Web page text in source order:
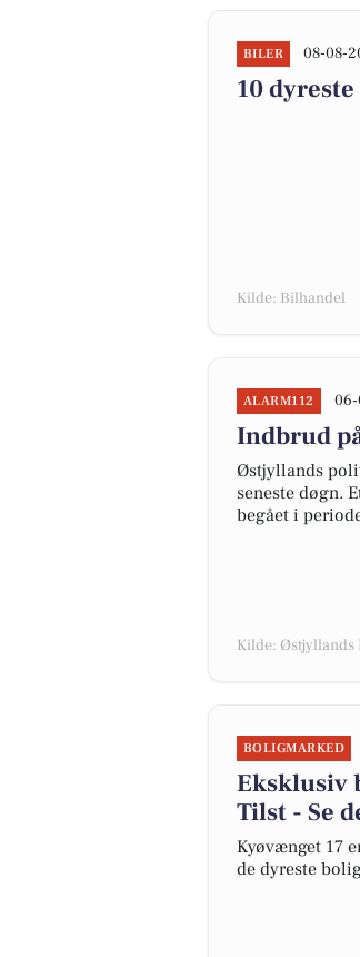
BILER 08-08-
10
Kilde: Bilhandel
ALARM112
Indbrud
Østjyllands
seneste døgn.
begået i
Kilde: Østjyllands
BOLIGMARKED
Eksklusiv
Tilst - Se
Kyøvænget 17
de dyreste